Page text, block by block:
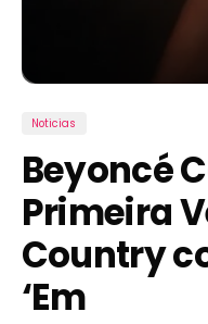
Noticias
Beyoncé
Primeira
Country
‘Em